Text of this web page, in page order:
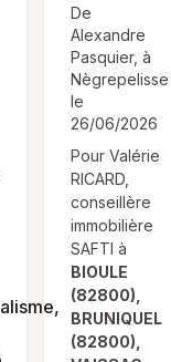
De
Alexandre
Pasquier, à
Nègrepelisse
le
26/06/2026
Pour Valérie
RICARD,
conseillère
immobilière
SAFTI à
BIOULE
(82800),
BRUNIQUEL
(82800),